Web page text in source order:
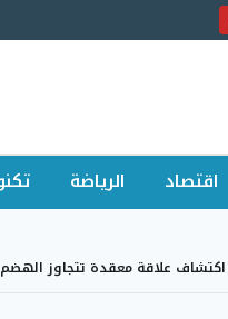
اقتصاد الرياضة
اكتشاف علاقة معقدة تتجاوز الهضم